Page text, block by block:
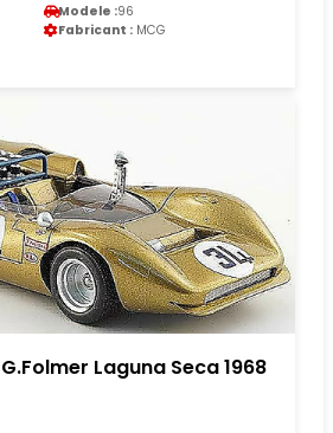
Modele :96
Fabricant : MCG
Laguna Seca 1968